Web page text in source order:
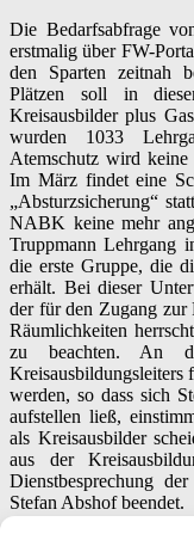
Die Bedarfsabfrage
erstmalig über FW-
den Sparten zeitnah
Plätzen soll in
Kreisausbilder plus
wurden 1033
Atemschutz wird
Im März findet eine
„Absturzsicherung“
NABK keine mehr
Truppmann Lehrgang
die erste Gruppe, die
erhält. Bei dieser
der für den Zugang zur
Räumlichkeiten
zu beachten. An
Kreisausbildungsleiters
werden, so dass sich
aufstellen ließ,
als Kreisausbilder
aus der
Dienstbesprechung
Stefan Abshof beendet.